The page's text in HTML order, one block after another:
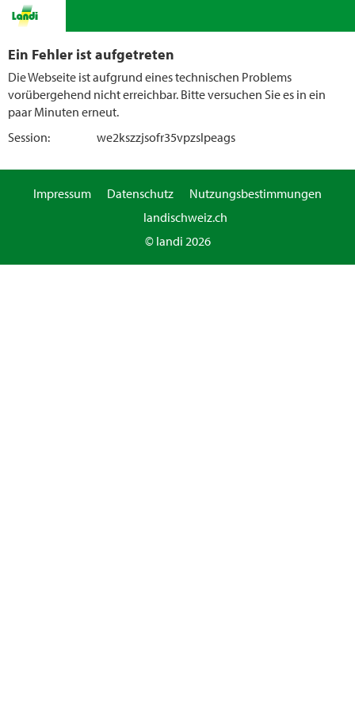
Ein Fehler ist aufgetreten
Die Webseite ist aufgrund eines technischen Problems
vorübergehend nicht erreichbar. Bitte versuchen Sie es in ein
paar Minuten erneut.
Session:
we2kszzjsofr35vpzslpeags
Impressum Datenschutz
Nutzungsbestimmungen
landischweiz.ch
© landi 2026